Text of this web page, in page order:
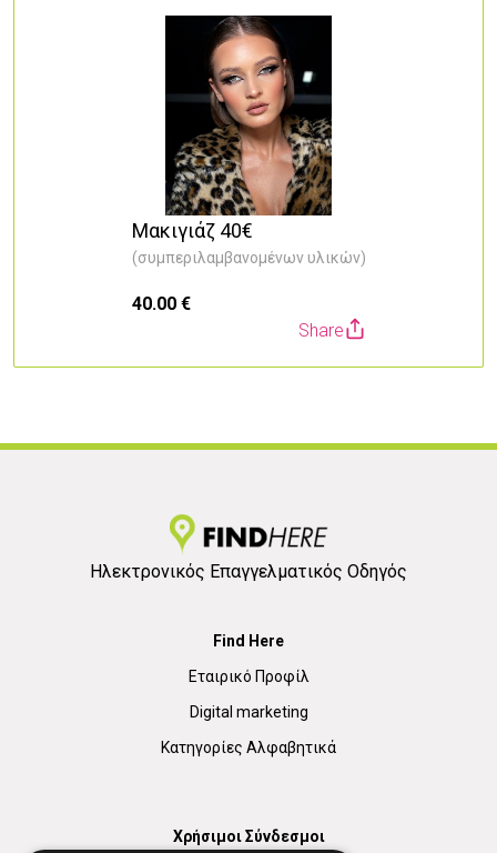
Μακιγιάζ 40€
(συμπεριλαμβανομένων υλικών)
40.00 €
Share
Ηλεκτρονικός Επαγγελματικός Οδηγός
Find Here
Εταιρικό Προφίλ
Digital marketing
Κατηγορίες Αλφαβητικά
Χρήσιμοι Σύνδεσμοι